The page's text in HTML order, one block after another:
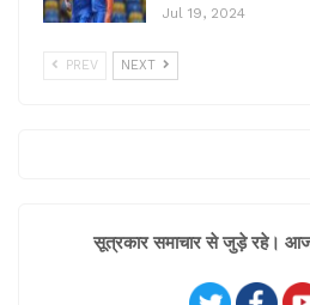
Jul 19, 2024
PREV NEXT
सूत्रकार समाचार से जुड़े रहे।